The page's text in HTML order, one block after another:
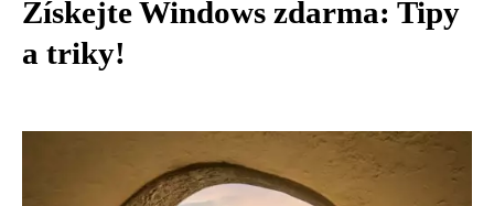
Získejte Windows zdarma: Tipy
a triky!